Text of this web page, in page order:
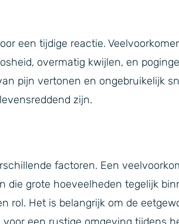
een tijdige reactie.
overmatig kwijlen, en
pijn vertonen en ongebruikelijk
zijn.
factoren. Een
die grote hoeveelheden tegelijk
rol. Het is belangrijk om de